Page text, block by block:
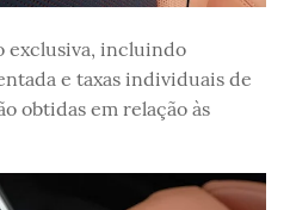
exclusiva, incluindo
e taxas individuais de
obtidas em relação às